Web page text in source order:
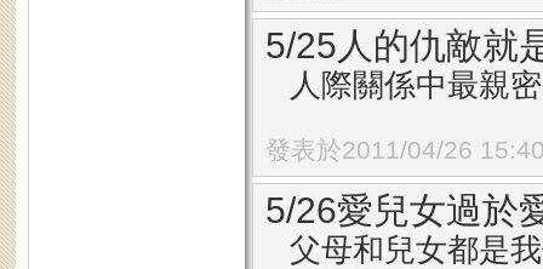
5/25人的仇敵就
人際關係中最親
發表於2011/04/26
5/26愛兒女過於
父母和兒女都是